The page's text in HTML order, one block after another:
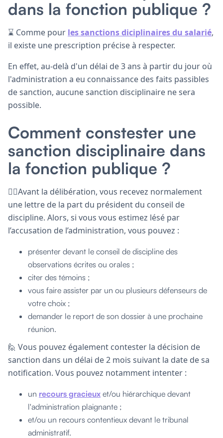
dans la fonction publique ?
⌛ Comme pour les sanctions diciplinaires du salarié,
il existe une prescription précise à respecter.
En effet, au-delà d'un délai de 3 ans à partir du jour où
l'administration a eu connaissance des faits passibles
de sanction, aucune sanction disciplinaire ne sera
possible.
Comment constester une
sanction disciplinaire dans
la fonction publique ?
🙋‍♂️Avant la délibération, vous recevez normalement
une lettre de la part du président du conseil de
discipline. Alors, si vous vous estimez lésé par
l’accusation de l’administration, vous pouvez :
présenter devant le conseil de discipline des
observations écrites ou orales ;
citer des témoins ;
vous faire assister par un ou plusieurs défenseurs de
votre choix ;
demander le report de son dossier à une prochaine
réunion.
🙋 Vous pouvez également contester la décision de
sanction dans un délai de 2 mois suivant la date de sa
notification. Vous pouvez notamment intenter :
un recours gracieux et/ou hiérarchique devant
l'administration plaignante ;
et/ou un recours contentieux devant le tribunal
administratif.